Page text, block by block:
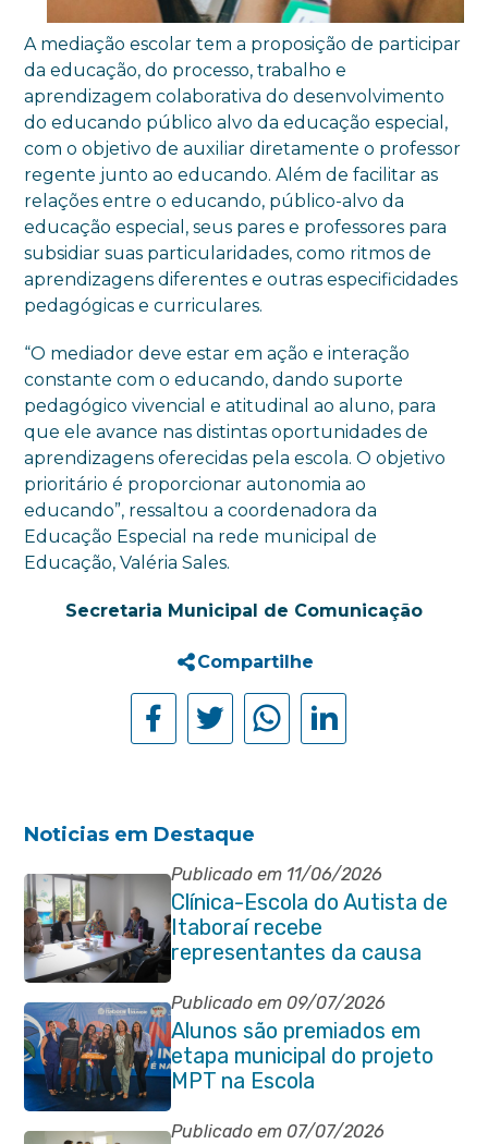
A mediação escolar tem a proposição de participar
da educação, do processo, trabalho e
aprendizagem colaborativa do desenvolvimento
do educando público alvo da educação especial,
com o objetivo de auxiliar diretamente o professor
regente junto ao educando. Além de facilitar as
relações entre o educando, público-alvo da
educação especial, seus pares e professores para
subsidiar suas particularidades, como ritmos de
aprendizagens diferentes e outras especificidades
pedagógicas e curriculares.
“O mediador deve estar em ação e interação
constante com o educando, dando suporte
pedagógico vivencial e atitudinal ao aluno, para
que ele avance nas distintas oportunidades de
aprendizagens oferecidas pela escola. O objetivo
prioritário é proporcionar autonomia ao
educando”, ressaltou a coordenadora da
Educação Especial na rede municipal de
Educação, Valéria Sales.
Secretaria Municipal de Comunicação
Compartilhe
Noticias em Destaque
Publicado em 11/06/2026
Clínica-Escola do Autista de
Itaboraí recebe
representantes da causa
atípica de Santa Catarina
Publicado em 09/07/2026
Alunos são premiados em
etapa municipal do projeto
MPT na Escola
Publicado em 07/07/2026